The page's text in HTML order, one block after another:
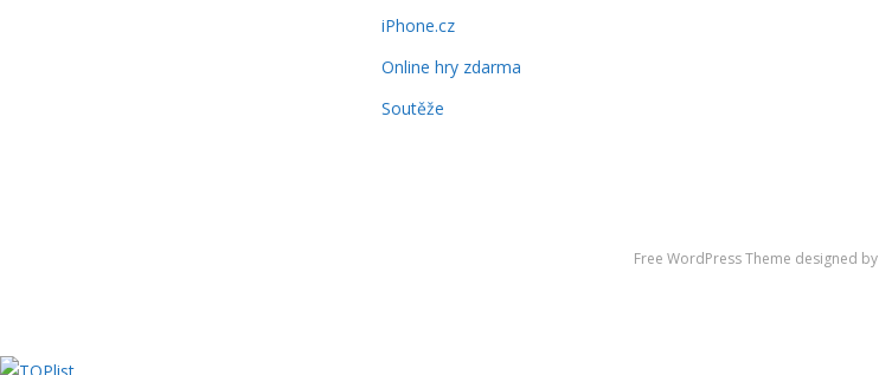
iPhone.cz
Online hry zdarma
Soutěže
Free WordPress Theme designed by